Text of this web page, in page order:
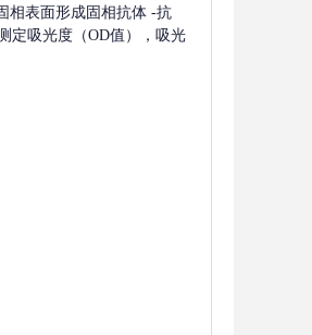
相表面形成固相抗体 -抗
定吸光度（OD值），吸光